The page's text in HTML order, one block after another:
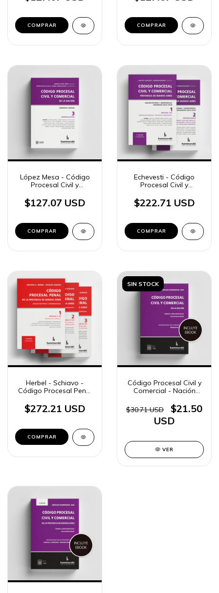
COMPRAR COMPRAR
López Mesa - Código
Procesal Civil y
$127.07 USD
COMPRAR
Echevesti - Código
Procesal Civil y
$222.71 USD
COMPRAR
Herbel - Schiavo -
Código Procesal Penal
Buenos Aires
$272.21 USD
COMPRAR
SIN STOCK
Código Procesal Civil y
Comercial - Nación
$30.71 USD
$21.50
USD
VER